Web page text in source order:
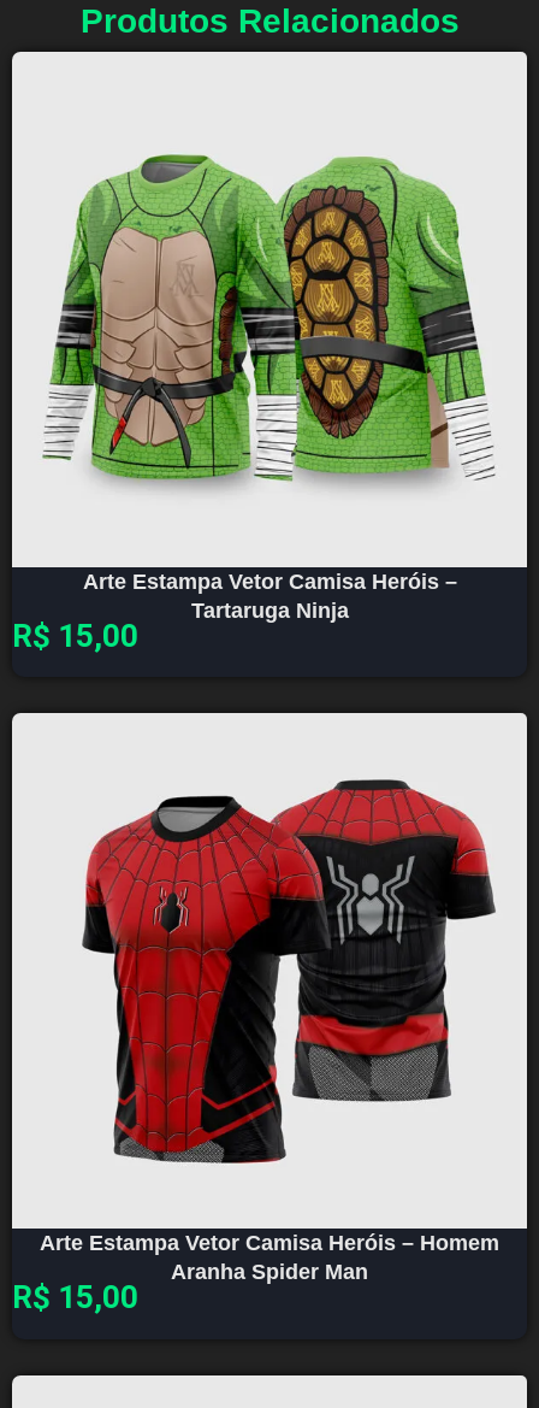
Produtos Relacionados
Arte Estampa Vetor Camisa Heróis –
Tartaruga Ninja
R$ 15,00
Arte Estampa Vetor Camisa Heróis – Homem
Aranha Spider Man
R$ 15,00